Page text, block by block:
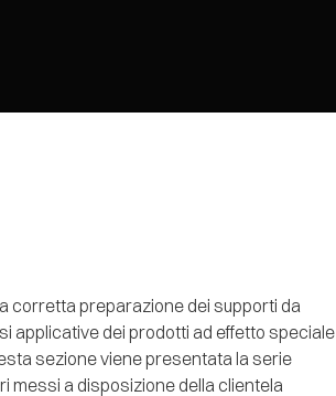
corretta preparazione dei supporti da
applicative dei prodotti ad effetto speciale
sezione viene presentata la serie
messi a disposizione della clientela